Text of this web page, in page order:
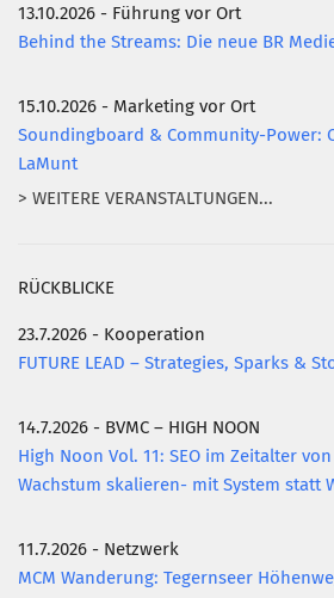
13.10.2026 - Führung vor Ort
Behind the Streams: Die neue BR
15.10.2026 - Marketing vor Ort
Soundingboard & Community-Power:
LaMunt
> WEITERE VERANSTALTUNGEN...
RÜCKBLICKE
23.7.2026 - Kooperation
FUTURE LEAD – Strategies, Sparks &
14.7.2026 - BVMC – HIGH NOON
High Noon Vol. 11: SEO im Zeitalter
Wachstum skalieren- mit System statt
11.7.2026 - Netzwerk
MCM Wanderung: Tegernseer